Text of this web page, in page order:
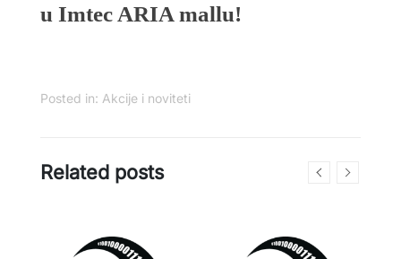
u Imtec ARIA mallu!
Posted in: Akcije i noviteti
Related posts